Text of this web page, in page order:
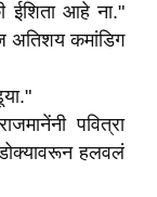
ईशिता आहे ना."
अतिशय कमांडिग
पवित्रा
हलवलं